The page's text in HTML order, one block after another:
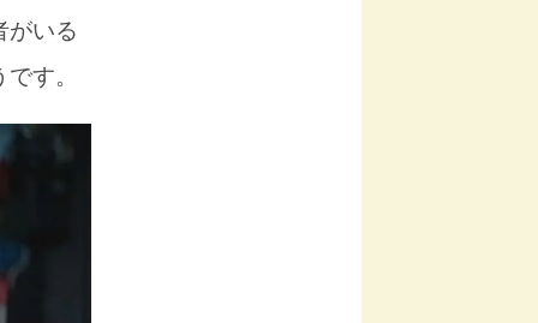
がいる
す。